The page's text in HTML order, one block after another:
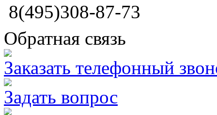
8(495)308-87-73
Обратная связь
Заказать телефонный
Задать вопрос